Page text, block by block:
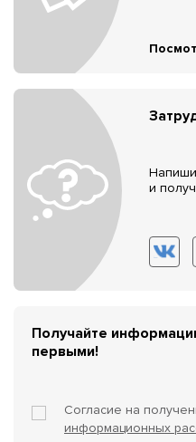
и
Получайте
первыми!
Согласие на
информационных